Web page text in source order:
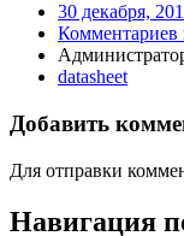
30 декабря,
Комментариев
datasheet
Добавить
Для отправки
Навигация